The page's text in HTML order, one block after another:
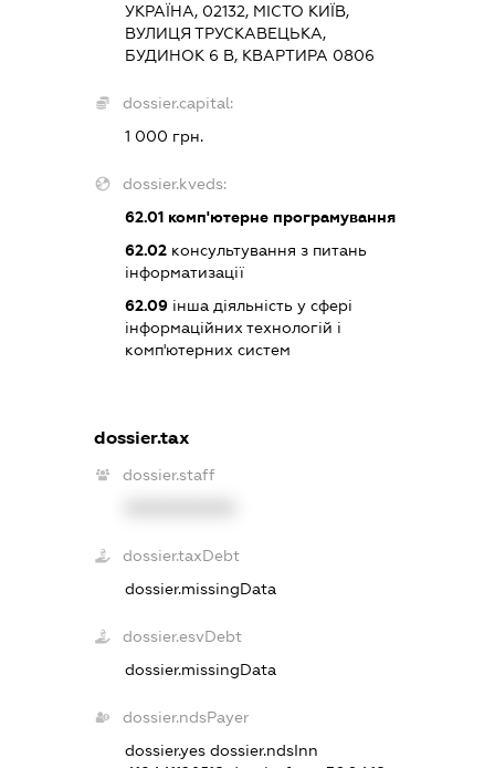
УКРАЇНА, 02132, МІСТО КИЇВ,
ВУЛИЦЯ ТРУСКАВЕЦЬКА,
БУДИНОК 6 В, КВАРТИРА 0806
dossier.capital:
1 000 грн.
dossier.kveds:
62.01комп'ютерне програмування
62.02консультування з питань
інформатизації
62.09інша діяльність у сфері
інформаційних технологій і
комп'ютерних систем
dossier.tax
dossier.staff
dossier.taxDebt
dossier.missingData
dossier.esvDebt
dossier.missingData
dossier.ndsPayer
dossier.yes dossier.ndsInn